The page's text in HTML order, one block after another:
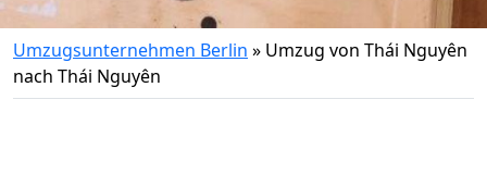
Umzugsunternehmen Berlin » Umzug von Thái Nguyên
nach Thái Nguyên